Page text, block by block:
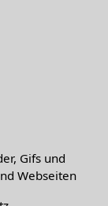
Gifs und
Webseiten